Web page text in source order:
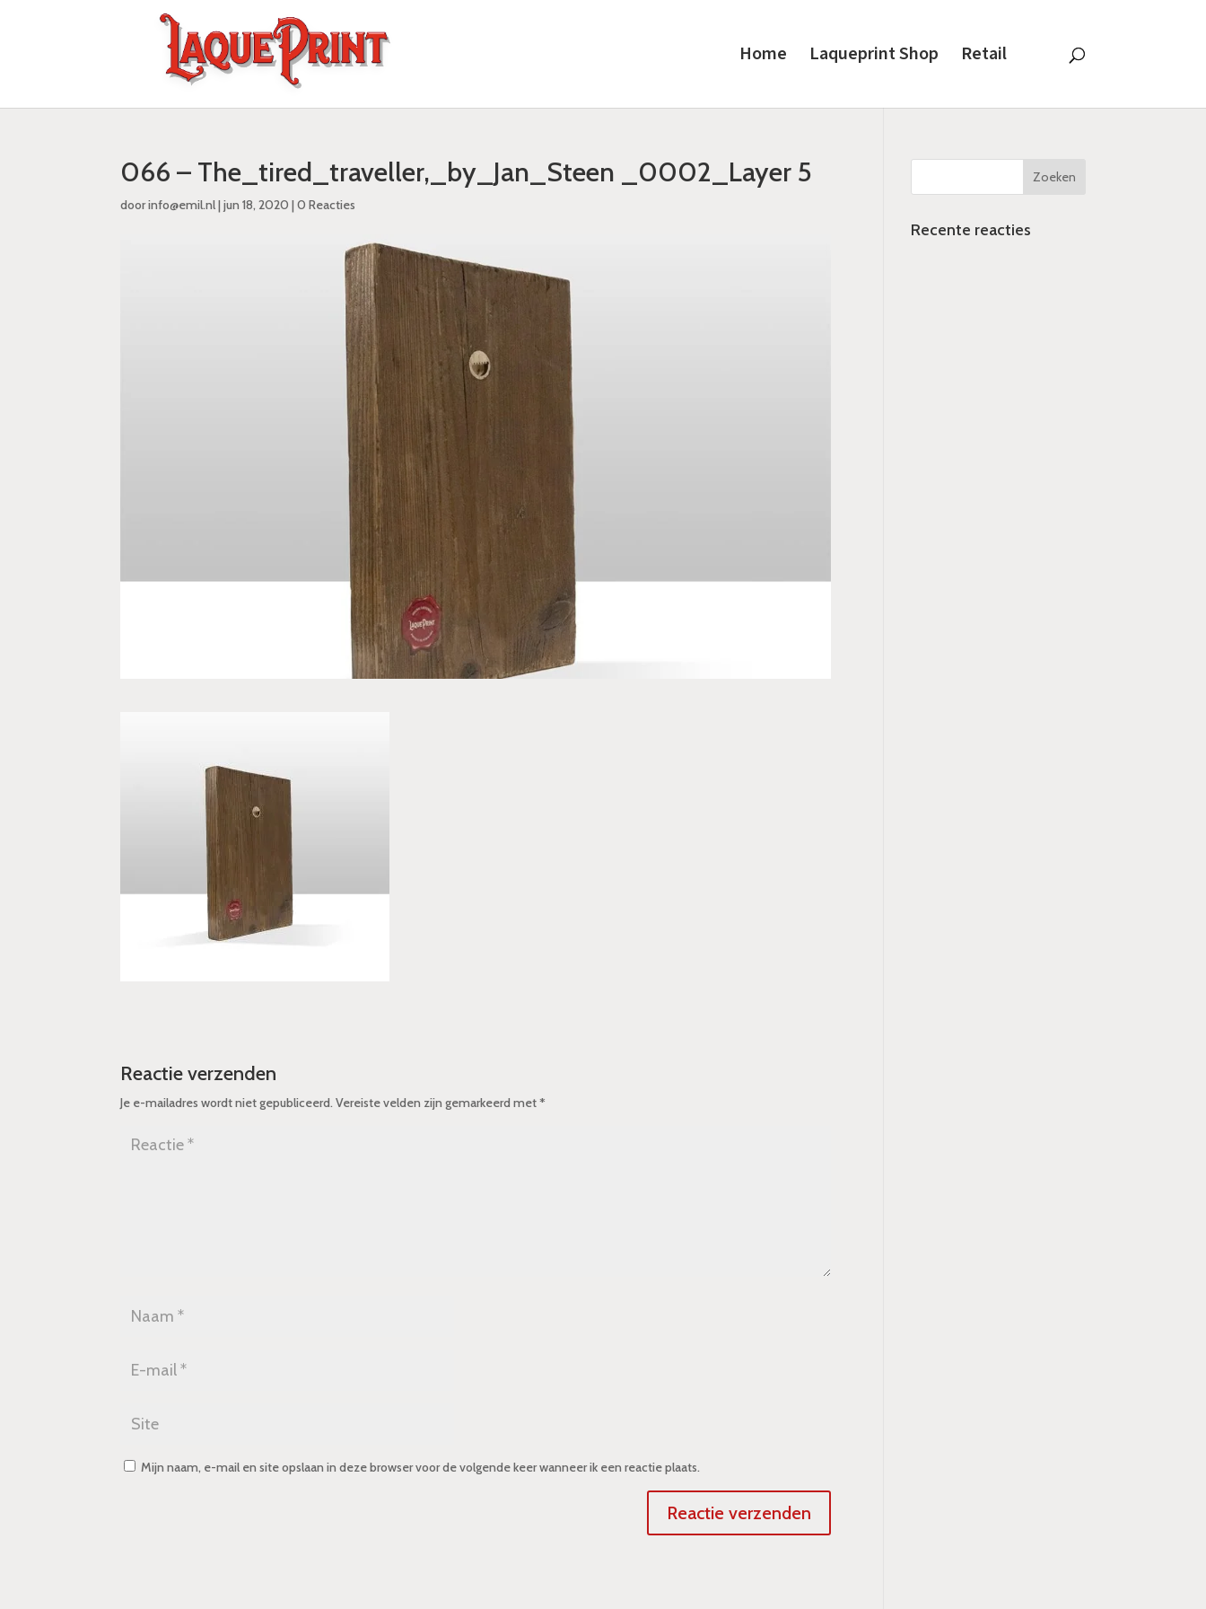
Home Laqueprint Shop Retail
066 – The_tired_traveller,_by_Jan_Steen _0002_Layer 5
doorinfo@emil.nl|jun 18, 2020 |0 Reacties
Reactie verzenden
Je e-mailadres wordt niet gepubliceerd. Vereiste velden zijn gemarkeerd met*
Mijn naam, e-mail en site opslaan in deze browser voor de volgende keer wanneer ik een reactie plaats.
Recente reacties